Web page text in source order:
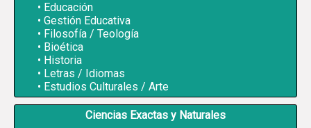
Educación
Gestión Educativa
Filosofía / Teología
Bioética
Historia
Letras / Idiomas
Estudios Culturales / Arte
Ciencias Exactas y Naturales